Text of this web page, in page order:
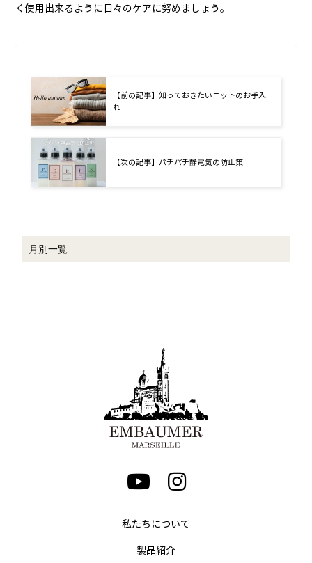
く使用出来るように日々のケアに努めましょう。
【前の記事】知っておきたいニットのお手入
れ
【次の記事】パチパチ静電気の防止策
私たちについて
製品紹介